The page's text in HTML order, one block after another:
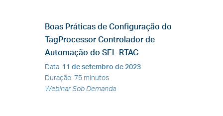
Boas Práticas de Configuração do
TagProcessor Controlador de
Automação do SEL-RTAC
Data: 11 de setembro de 2023
Duração: 75 minutos
Webinar Sob Demanda